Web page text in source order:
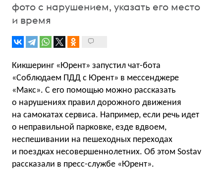
фото с нарушением, указать его место
и время
Кикшеринг «Юрент» запустил чат-бота
«Соблюдаем ПДД с Юрент» в мессенджере
«Макс». С его помощью можно рассказать
о нарушениях правил дорожного движения
на самокатах сервиса. Например, если речь идет
о неправильной парковке, езде вдвоем,
неспешивании на пешеходных переходах
и поездках несовершеннолетних. Об этом Sostav
рассказали в пресс-службе «Юрент».